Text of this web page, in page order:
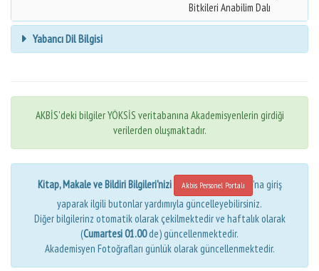
Bitkileri Anabilim Dalı
Yabancı Dil Bilgisi
AKBİS'deki bilgiler YÖKSİS veritabanına Akademisyenlerin girdiği
verilerden oluşmaktadır.
Kitap, Makale ve Bildiri Bilgileri'nizi Akbis Personel Portalı
'na giriş
yaparak ilgili butonlar yardımıyla güncelleyebilirsiniz.
Diğer bilgilerinz otomatik olarak çekilmektedir ve haftalık olarak
(Cumartesi 01.00de) güncellenmektedir.
Akademisyen Fotoğrafları günlük olarak güncellenmektedir.